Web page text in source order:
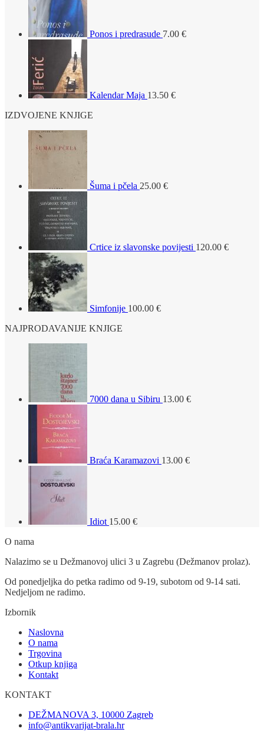
Ponos i predrasude 7.00 €
Kalendar Maja 13.50 €
IZDVOJENE KNJIGE
Šuma i pčela 25.00 €
Crtice iz slavonske povijesti 120.00 €
Simfonije 100.00 €
NAJPRODAVANIJE KNJIGE
7000 dana u Sibiru 13.00 €
Braća Karamazovi 13.00 €
Idiot 15.00 €
O nama
Nalazimo se u Dežmanovoj ulici 3 u Zagrebu (Dežmanov prolaz).
Od ponedjeljka do petka radimo od 9-19, subotom od 9-14 sati.
Nedjeljom ne radimo.
Izbornik
Naslovna
O nama
Trgovina
Otkup knjiga
Kontakt
KONTAKT
DEŽMANOVA 3, 10000 Zagreb
info@antikvarijat-brala.hr